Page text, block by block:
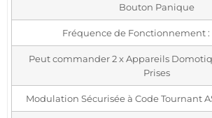
Bouton Panique
Fréquence de Fonctionnement :
Peut commander 2 x Appareils
Prises
Modulation Sécurisée à Code Tournant